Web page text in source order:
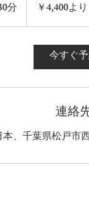
分
0
￥4,400より
今すぐ
連絡
本、千葉県松戸市